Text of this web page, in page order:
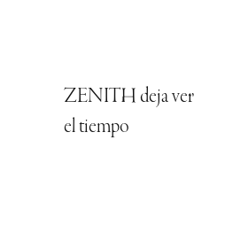
ZENITH deja ver
el tiempo